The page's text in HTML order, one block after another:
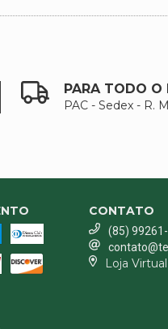
PARA TODO O
PAC - Sedex - R.
CONTATO
(85)
Loja Virtual